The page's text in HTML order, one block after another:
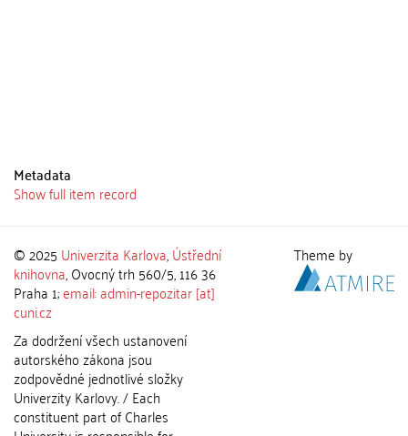
Metadata
Show full item record
© 2025 Univerzita Karlova,Ústřední
knihovna, Ovocný trh 560/5, 116 36
Praha 1;email: admin-repozitar [at]
cuni.cz
Za dodržení všech ustanovení
autorského zákona jsou
zodpovědné jednotlivé složky
Univerzity Karlovy. / Each
constituent part of Charles
Theme by